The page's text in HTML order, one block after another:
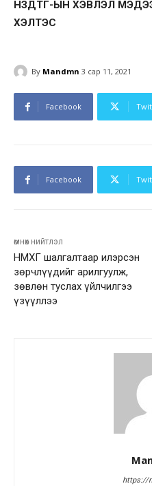
НЗДТГ-ЫН ХЭВЛЭЛ
ХЭЛТЭС
By Mandmn 3 сар 11, 2021
Facebook
Facebook
өмнөх нийтлэл
НМХГ шалгалтаар илэрсэн
зөрчлүүдийг арилгуулж,
зөвлөн туслах үйлчилгээ
үзүүллээ
https://